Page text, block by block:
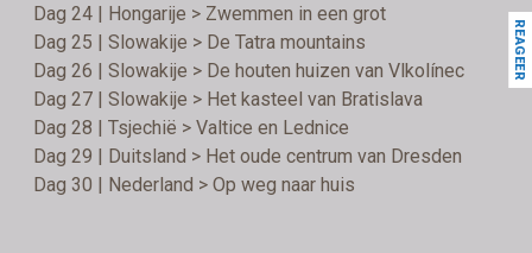
Dag 24 | Hongarije > Zwemmen in een grot
Dag 25 | Slowakije > De Tatra mountains
Dag 26 | Slowakije > De houten huizen van Vlkolínec
Dag 27 | Slowakije > Het kasteel van Bratislava
Dag 28 | Tsjechië > Valtice en Lednice
Dag 29 | Duitsland > Het oude centrum van Dresden
Dag 30 | Nederland > Op weg naar huis
REAGEER